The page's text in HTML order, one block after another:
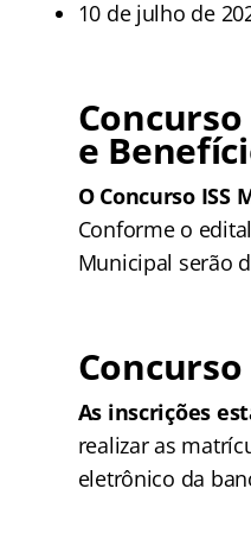
10 de julho de
e
O Concurso ISS
Conforme o
Municipal serão
As inscrições
realizar as
eletrônico da